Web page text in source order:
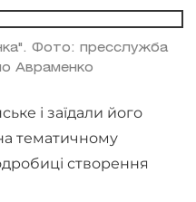
Фото: пресслужба
Авраменко
і заїдали його
тематичному
створення